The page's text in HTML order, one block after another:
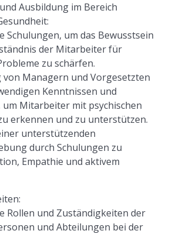
Ausbildung im Bereich
Schulungen, um das Bewusstsein
der Mitarbeiter für
zu schärfen.
Managern und Vorgesetzten
Kenntnissen und
um Mitarbeiter mit psychischen
erkennen und zu unterstützen.
unterstützenden
durch Schulungen zu
Empathie und aktivem
Rollen und Zuständigkeiten der
und Abteilungen bei der